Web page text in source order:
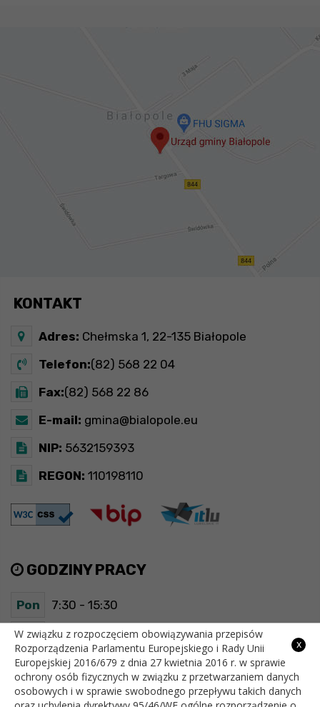
KONTAKT
Adres: Chełmska 1, 22-135 Białopole
Telefon:(82) 568 22 04
Fax:(82) 568 22 86
E-mail: gmina@bialopole.eu
NIP: 5632159393
REGON: 110198110
GODZINY PRACY
Pon 7:30 - 15:30
Wt 7:30 - 15:30
Śr 7:30 - 15:30
Czw 7:30 - 15:30
x
W związku z rozpoczęciem obowiązywania przepisów
Rozporządzenia Parlamentu Europejskiego i Rady Unii
Europejskiej 2016/679 z dnia 27 kwietnia 2016 r. w sprawie
ochrony osób fizycznych w związku z przetwarzaniem danych
osobowych i w sprawie swobodnego przepływu takich danych